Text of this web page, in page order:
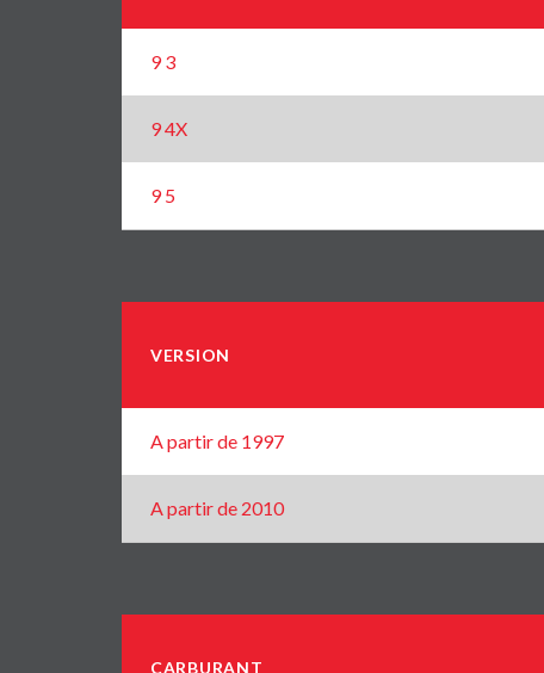
9 3
9 4X
9 5
VERSION
A partir de 1997
A partir de 2010
CARBURANT